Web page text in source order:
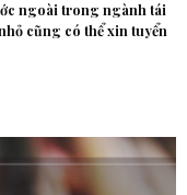
ngoài trong ngành tái
cũng có thể xin tuyển